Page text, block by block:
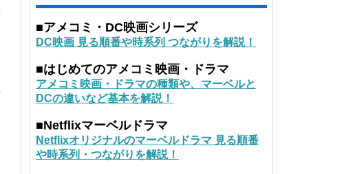
■アメコミ・DC映画シリーズ
DC映画 見る順番や時系列 つながりを解説！
■はじめてのアメコミ映画・ドラマ
アメコミ映画・ドラマの種類や、マーベルと
DCの違いなど基本を解説！
■Netflixマーベルドラマ
Netflixオリジナルのマーベルドラマ 見る順番
や時系列・つながりを解説！